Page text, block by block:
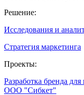
Решение:
Исследования и
Стратегия маркетинга
Проекты:
Разработка бренда
ООО "Сибкет"